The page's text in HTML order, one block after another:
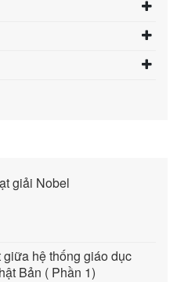
giải Nobel
hệ thống giáo dục
Bản ( Phần 1)